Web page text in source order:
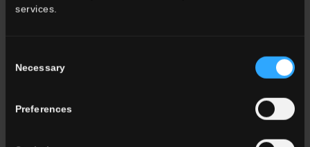
services.
Selection
Necessary
Preferences